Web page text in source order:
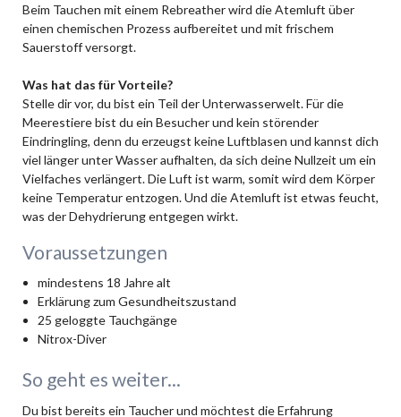
Beim Tauchen mit einem Rebreather wird die Atemluft über
einen chemischen Prozess aufbereitet und mit frischem
Sauerstoff versorgt.
Was hat das für Vorteile?
Stelle dir vor, du bist ein Teil der Unterwasserwelt. Für die
Meerestiere bist du ein Besucher und kein störender
Eindringling, denn du erzeugst keine Luftblasen und kannst dich
viel länger unter Wasser aufhalten, da sich deine Nullzeit um ein
Vielfaches verlängert. Die Luft ist warm, somit wird dem Körper
keine Temperatur entzogen. Und die Atemluft ist etwas feucht,
was der Dehydrierung entgegen wirkt.
Voraussetzungen
mindestens 18 Jahre alt
Erklärung zum Gesundheitszustand
25 geloggte Tauchgänge
Nitrox-Diver
So geht es weiter...
Du bist bereits ein Taucher und möchtest die Erfahrung